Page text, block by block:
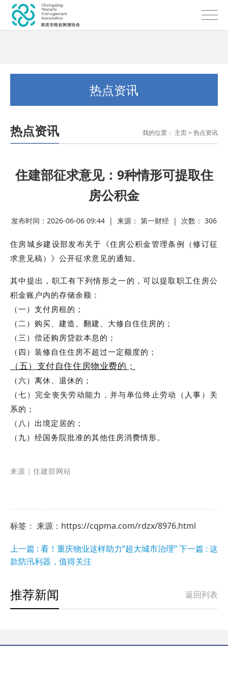
热点资讯
热点资讯 我的位置： 主页> 热点资讯
住建部征求意见：9种情形可提取住
房公积金
发布时间：2026-06-06 09:44 | 来源： 第一财经 | 次数： 306
住房城乡建设部发布关于《住房公积金管理条例（修订征
求意见稿）》公开征求意见的通知。
其中提出，职工有下列情形之一的，可以提取职工住房公
积金账户内的存储余额：
（一）支付房租的；
（二）购买、建造、翻建、大修自住住房的；
（三）偿还购房贷款本息的；
（四）装修自住住房不超过一定额度的；
（五）支付自住住房物业费的；
（六）离休、退休的；
（七）完全丧失劳动能力，并与单位终止劳动（人事）关
系的；
（八）出境定居的；
（九）经国务院批准的其他住房消费情形。
来源｜住建部网站
标签： 来源：https://cqpma.com/rdzx/8976.html
上一篇 : 看！重庆物业这样助力“超大城市治理”下一篇 : 这
款防汛利器，值得关注
返回列表
推荐新闻